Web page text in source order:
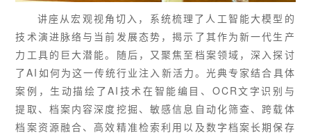
讲座从宏观视角切入，系统梳理了人工智能大模型的
技术演进脉络与当前发展态势，揭示了其作为新一代生产
力工具的巨大潜能。随后，又聚焦至档案领域，深入探讨
了AI如何为这一传统行业注入新活力。光典专家结合具体
案例，生动描绘了AI技术在智能编目、 OCR文字识别 与
提取、档案内容深度挖掘、敏感信息自动化筛查、跨载体
档案资源融合、高效精准检索利用以及数字档案长期保存